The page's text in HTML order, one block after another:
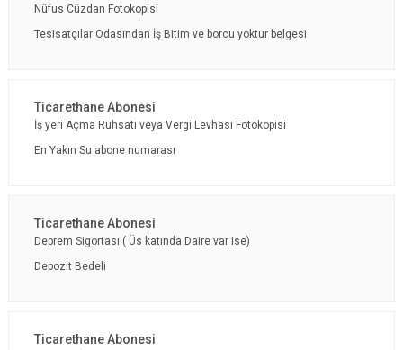
Nüfus Cüzdan Fotokopisi
Tesisatçılar Odasından İş Bitim ve borcu yoktur belgesi
İş yeri Açma Ruhsatı veya Vergi Levhası Fotokopisi
En Yakın Su abone numarası
Deprem Sigortası ( Üs katında Daire var ise)
Depozit Bedeli